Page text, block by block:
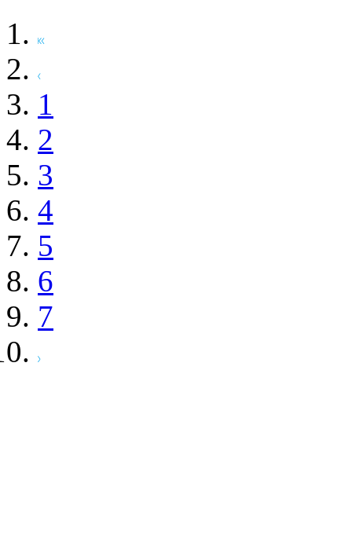
1
2
3
4
5
6
7